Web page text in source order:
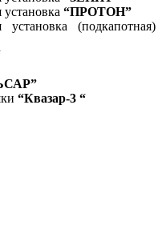
“ПРОТОН”
установка (подкапотная)
“Квазар-3 “